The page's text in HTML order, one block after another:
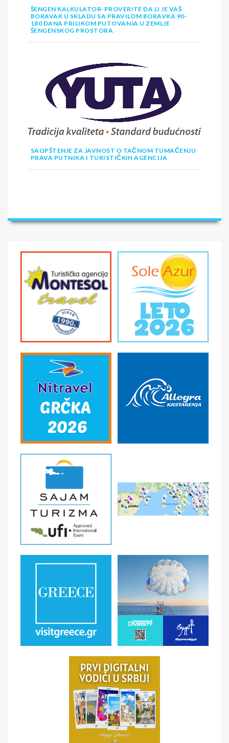
ŠENGEN KALKULATOR-PROVERITE DA LI JE VAŠ
BORAVAK U SKLADU SA PRAVILOM BORAVKA 90-
180 DANA PRILIKOM PUTOVANJA U ZEMLJE
ŠENGENSKOG PROSTORA
SAOPŠTENJE ZA JAVNOST O TAČNOM TUMAČENJU
PRAVA PUTNIKA I TURISTIČKIH AGENCIJA